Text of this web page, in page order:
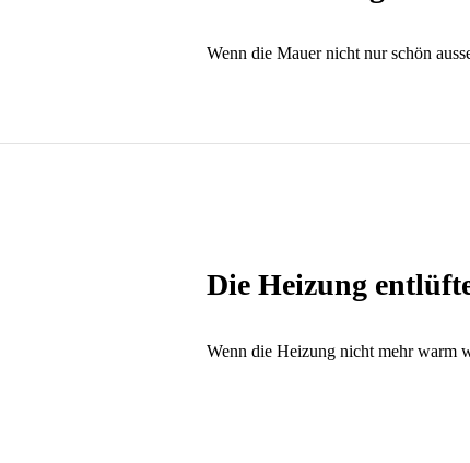
Wenn die Mauer nicht nur schön
Die Heizung
Wenn die Heizung nicht mehr warm